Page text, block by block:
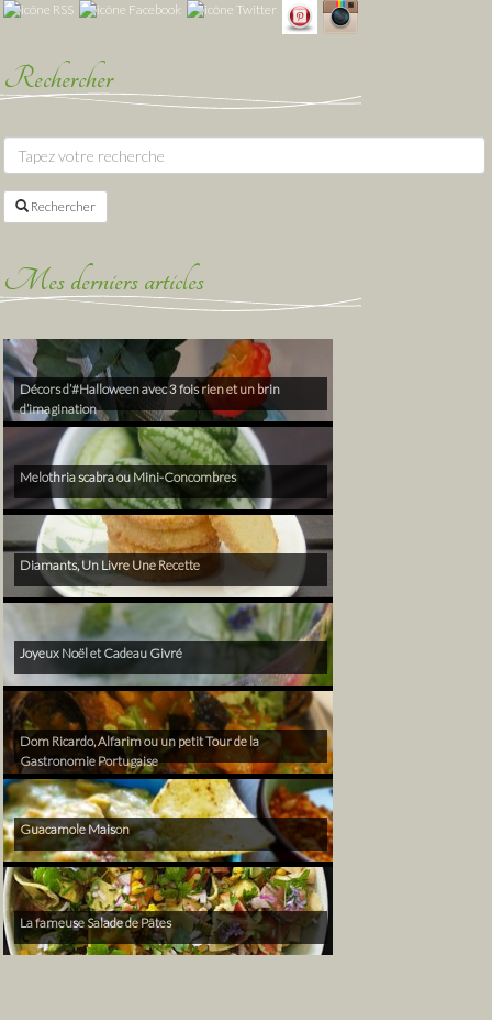
Rechercher
Rechercher
Mes derniers articles
Décors d’#Halloween avec 3 fois rien et un brin
d’imagination
Melothria scabra ou Mini-Concombres
Diamants, Un Livre Une Recette
Joyeux Noël et Cadeau Givré
Dom Ricardo, Alfarim ou un petit Tour de la
Gastronomie Portugaise
Guacamole Maison
La fameuse Salade de Pâtes